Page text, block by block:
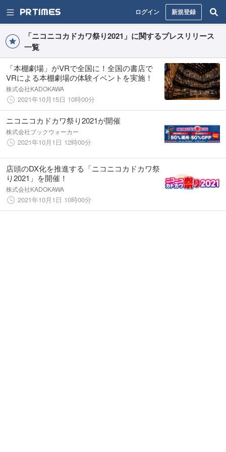
ログイン 新規登録
「ニコニコカドカワ祭り2021」に関するプレスリリース
一覧
「本棚劇場」がVRで全国に！全国の書店で
VRによる本棚劇場の体験イベントを実施！
株式会社KADOKAWA
2021年10月15日 10時00分
ニコニコカドカワ祭り2021が開催
株式会社ブックウォーカー
2021年10月1日 12時00分
店頭のDX化を推進する「ニコニコカドカワ祭
り2021」を開催！
株式会社KADOKAWA
2021年10月1日 10時00分